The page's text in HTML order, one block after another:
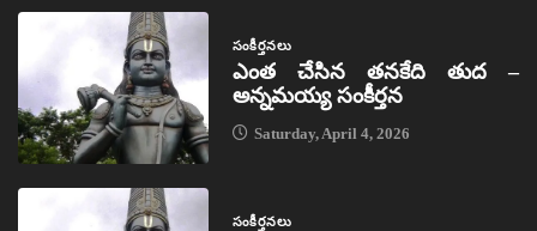
సంకీర్తనలు
ఎంత చేసిన తనకేది తుద –
అన్నమయ్య సంకీర్తన
Saturday, April 4, 2026
సంకీర్తనలు